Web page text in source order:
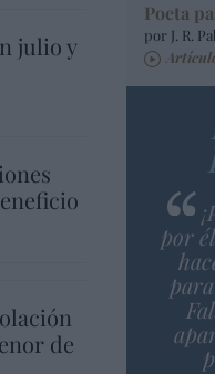
julio y
de
Poeta
por J. R.
por